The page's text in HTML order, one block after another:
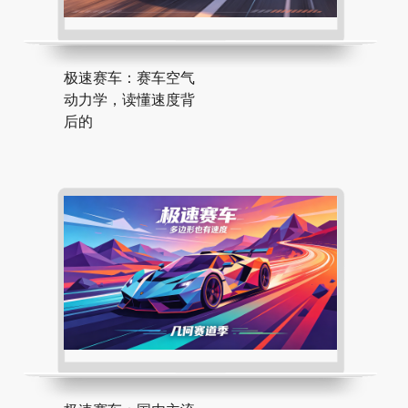
极速赛车：赛车空气
动力学，读懂速度背
后的